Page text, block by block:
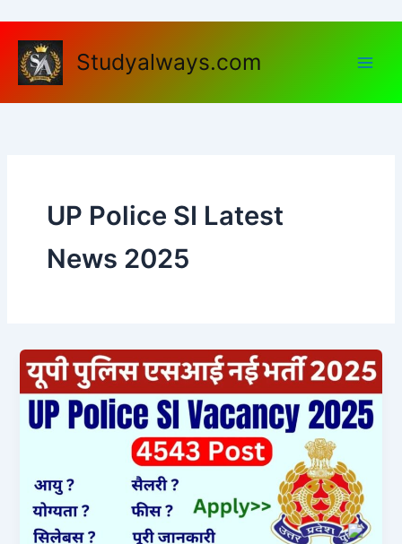
content
Studyalways.com
UP Police SI Latest
News 2025